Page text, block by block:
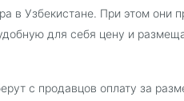
в Узбекистане. При этом они
для себя цену и
с продавцов оплату за